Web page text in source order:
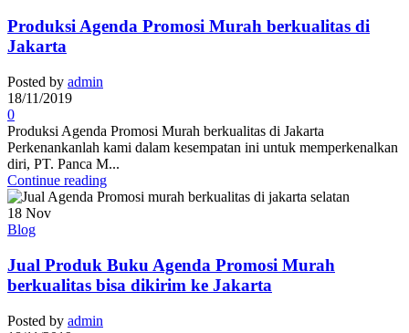
Produksi Agenda Promosi Murah berkualitas di
Jakarta
Posted by admin
18/11/2019
0
Produksi Agenda Promosi Murah berkualitas di Jakarta
Perkenankanlah kami dalam kesempatan ini untuk memperkenalkan
diri, PT. Panca M...
Continue reading
18 Nov
Blog
Jual Produk Buku Agenda Promosi Murah
berkualitas bisa dikirim ke Jakarta
Posted by admin